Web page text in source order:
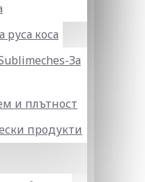
руса коса
За
и плътност
продукти